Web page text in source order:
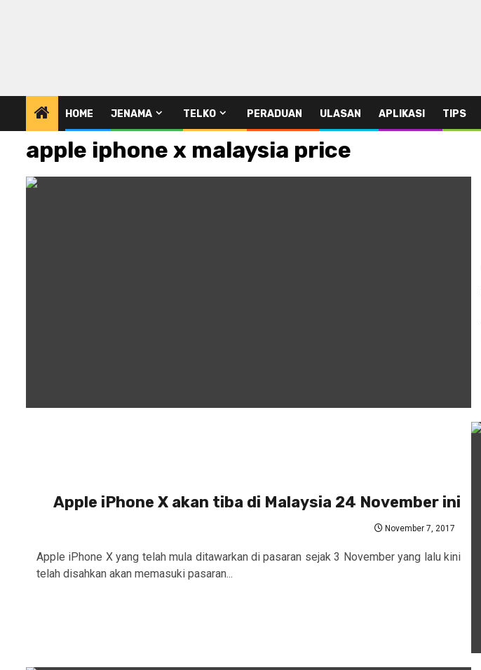
HOME JENAMA TELKO PERADUAN ULASAN APLIKASI TIPS
apple iphone x malaysia price
Apple iPhone X akan tiba di Malaysia 24 November ini
November 7, 2017
Apple iPhone X yang telah mula ditawarkan di pasaran sejak 3 November yang lalu kini
telah disahkan akan memasuki pasaran...